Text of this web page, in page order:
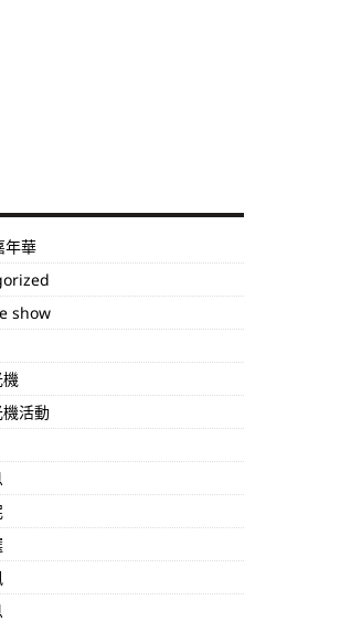
年華
show
活動